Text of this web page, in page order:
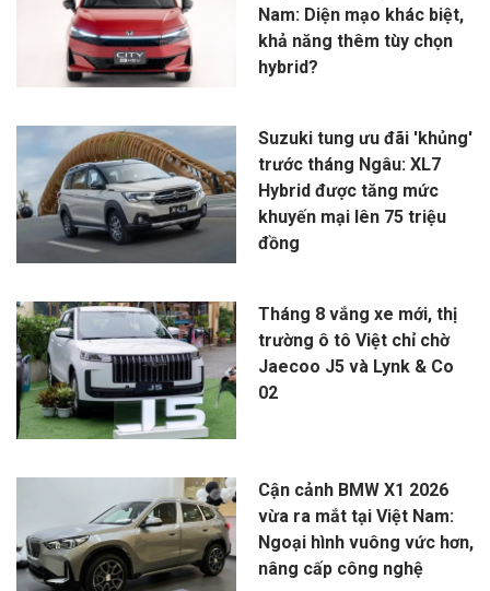
Nam: Diện mạo khác biệt,
khả năng thêm tùy chọn
hybrid?
Suzuki tung ưu đãi 'khủng'
trước tháng Ngâu: XL7
Hybrid được tăng mức
khuyến mại lên 75 triệu
đồng
Tháng 8 vắng xe mới, thị
trường ô tô Việt chỉ chờ
Jaecoo J5 và Lynk & Co
02
Cận cảnh BMW X1 2026
vừa ra mắt tại Việt Nam:
Ngoại hình vuông vức hơn,
nâng cấp công nghệ